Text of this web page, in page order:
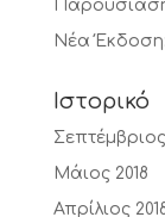
Νέα Έκδοση:
Ιστορικό
Μάιος 2018
Απρίλιος